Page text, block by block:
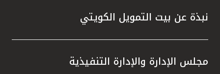
نبذة عن بيت التمويل الكويتي
مجلس الإدارة والإدارة التنفيذية